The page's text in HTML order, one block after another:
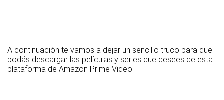
A continuación te vamos a dejar un sencillo truco para que
podás descargar las películas y series que desees de esta
plataforma de Amazon Prime Video